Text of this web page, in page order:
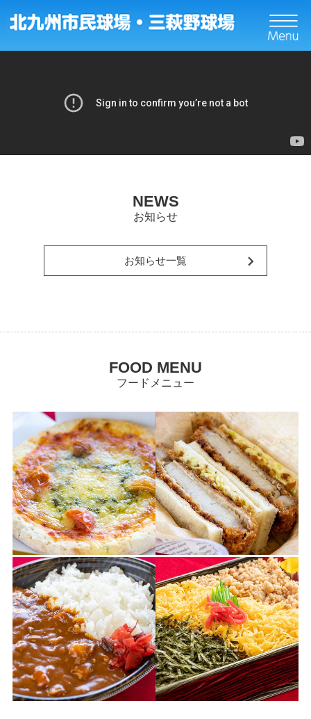
NEWS
お知らせ
お知らせ一覧
FOOD MENU
フードメニュー
イベント
球場についてのご案内
設備紹介
市民球場の歴史